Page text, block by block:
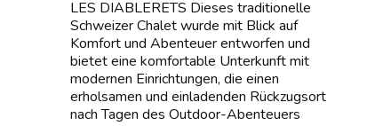
L
e
r
n
e
n
LES DIABLERETS Dieses traditionelle
Schweizer Chalet wurde mit Blick auf
Komfort und Abenteuer entworfen und
bietet eine komfortable Unterkunft mit
modernen Einrichtungen, die einen
erholsamen und einladenden Rückzugsort
nach Tagen des Outdoor-Abenteuers